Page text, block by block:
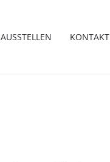
AUSSTELLEN KONTAKT